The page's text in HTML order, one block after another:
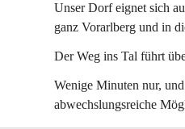
Unser Dorf eignet sich
ganz Vorarlberg und in
Der Weg ins Tal führt
Wenige Minuten nur,
abwechslungsreiche